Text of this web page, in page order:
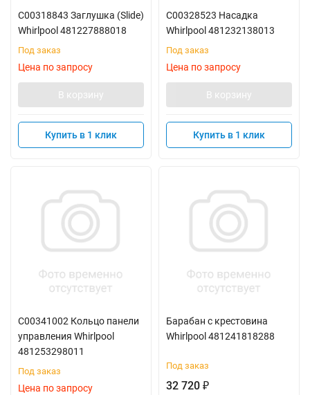
C00318843 Заглушка (Slide)
Whirlpool 481227888018
Под заказ
Цена по запросу
В корзину
Купить в 1 клик
C00328523 Насадка
Whirlpool 481232138013
Под заказ
Цена по запросу
В корзину
Купить в 1 клик
C00341002 Кольцо панели
управления Whirlpool
481253298011
Под заказ
Цена по запросу
Барабан с крестовина
Whirlpool 481241818288
Под заказ
32 720 ₽